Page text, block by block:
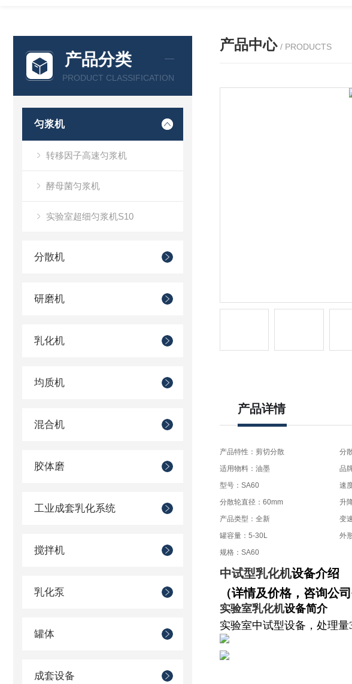
产品分类
PRODUCT CLASSIFICATION
匀浆机
转移因子高速匀浆机
酵母菌匀浆机
实验室超细匀浆机S10
分散机
研磨机
乳化机
均质机
混合机
胶体磨
工业成套乳化系统
搅拌机
乳化泵
罐体
成套设备
产品中心 / PRODUCTS
产品详情
产品特性：剪切分散 分
适用物料：油墨
品
型号：SA60
速
分散轮直径：60mm
升
产品类型：全新
变
罐容量：5-30L
外
规格：SA60
中试型乳化机设备介绍
（详情及价格，咨询公
实验室乳化机设备简介
实验室中试型设备，处理